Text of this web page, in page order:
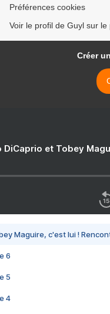
Préférences cookies
Voir le profil de Guyl sur le
Créer
DiCaprio et Tobey
Maguire, c'est lui !
6
5
4